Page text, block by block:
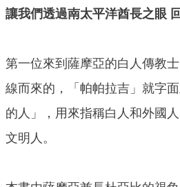
讓我們透過南太平洋酋長之眼
第一位來到薩摩亞的白人傳教
線而來的，「帕帕拉吉」就字
的人」，用來指稱白人和外國
文明人。